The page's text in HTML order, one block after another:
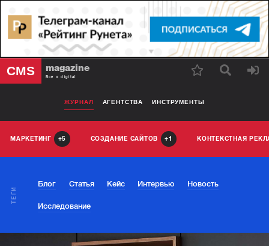
CMS magazine
Все о digital
ЖУРНАЛ АГЕНТСТВА ИНСТРУМЕНТЫ
МАРКЕТИНГ 5 СОЗДАНИЕ САЙТОВ 1 КОНТЕКСТНАЯ
ТЕГИ
Блог Статья Кейс Интервью Новость
Исследование